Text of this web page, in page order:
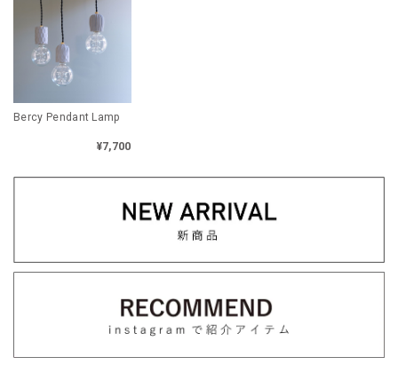
Bercy Pendant Lamp
¥7,700